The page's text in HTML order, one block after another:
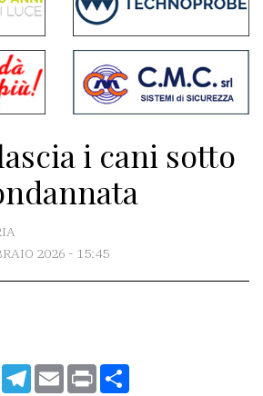
i cani sotto
2026 - 15:45
WhatsApp
Telegram
EmailPrint